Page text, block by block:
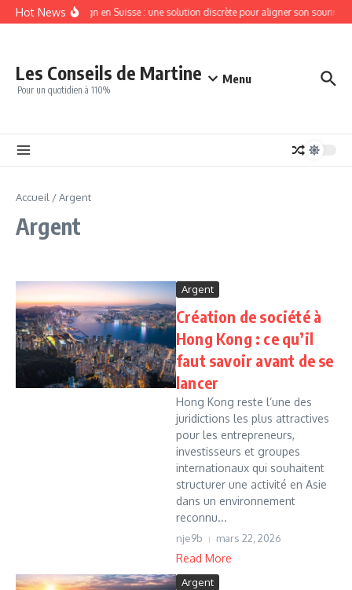
Aller au contenu
Hot NewsInvisalign en Suisse : une solution discrète pour aligner son sourire
Les Conseils de Martine
Pour un quotidien à 110%
Menu
Accueil /Argent
Argent
Argent
Création de société à
Hong Kong : ce qu’il
faut savoir avant de se
lancer
Hong Kong reste l’une des
juridictions les plus attractives
pour les entrepreneurs,
investisseurs et groupes
internationaux qui souhaitent
structurer une activité en Asie
dans un environnement
reconnu...
nje9b mars 22, 2026
Read More
Argent